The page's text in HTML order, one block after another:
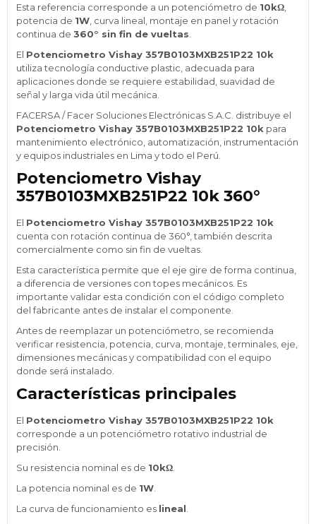
Esta referencia corresponde a un potenciómetro de 10kΩ
potencia de 1W , curva lineal, montaje en panel y rotación
continua de 360° sin fin de vueltas
El Potenciometro Vishay 357B0103MXB251P22 10k
utiliza tecnología conductive plastic, adecuada para
aplicaciones donde se requiere estabilidad, suavidad de
señal y larga vida útil mecánica.
FACERSA / Facer Soluciones Electrónicas S.A.C. distribuye el
Potenciometro Vishay 357B0103MXB251P22 10k para
mantenimiento electrónico, automatización, instrumentación
y equipos industriales en Lima y todo el Perú.
Potenciometro Vishay
357B0103MXB251P22 10k 360°
El Potenciometro Vishay 357B0103MXB251P22 10k
cuenta con rotación continua de 360°, también descrita
comercialmente como sin fin de vueltas.
Esta característica permite que el eje gire de forma continua,
a diferencia de versiones con topes mecánicos. Es
importante validar esta condición con el código completo
del fabricante antes de instalar el componente.
Antes de reemplazar un potenciómetro, se recomienda
verificar resistencia, potencia, curva, montaje, terminales, eje,
dimensiones mecánicas y compatibilidad con el equipo
donde será instalado.
Características principales
El Potenciometro Vishay 357B0103MXB251P22 10k
corresponde a un potenciómetro rotativo industrial de
precisión.
Su resistencia nominal es de 10kΩ
La potencia nominal es de 1W
La curva de funcionamiento es lineal